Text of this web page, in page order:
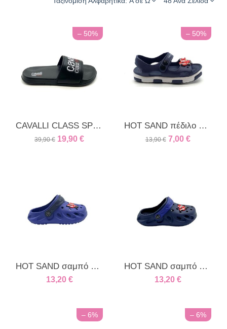
– 50%
CAVALLI CLASS SPORT γυναικεία παντόφλα μαύρη
39,90 € 19,90 €
– 50%
HOT SAND πέδιλο παιδικό μπλε
13,90 € 7,00 €
HOT SAND σαμπό παιδικό royal
13,20 €
HOT SAND σαμπό παιδικό μπλέ
13,20 €
– 6% – 6%